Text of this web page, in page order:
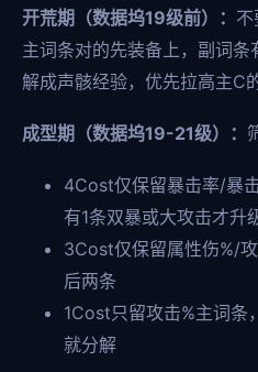
开荒期（数据坞19级前）：
主词条对的先装备上，副词
解成声骸经验，优先拉高主C
成型期（数据坞19-21级）：
4Cost仅保留暴击率/暴
有1条双暴或大攻击才升
3Cost仅保留属性伤%/
后两条
1Cost只留攻击%主词条
就分解